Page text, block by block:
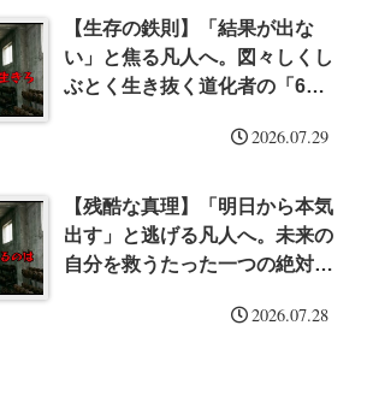
【生存の鉄則】「結果が出な
い」と焦る凡人へ。図々しくし
ぶとく生き抜く道化者の「6つ
2026.07.29
【残酷な真理】「明日から本気
出す」と逃げる凡人へ。未来の
自分を救うたった一つの絶対法
2026.07.28